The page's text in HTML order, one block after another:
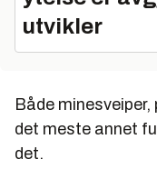
utvikler
Både
det meste annet
det.